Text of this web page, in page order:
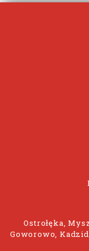
Ostrołęka,
Goworowo,